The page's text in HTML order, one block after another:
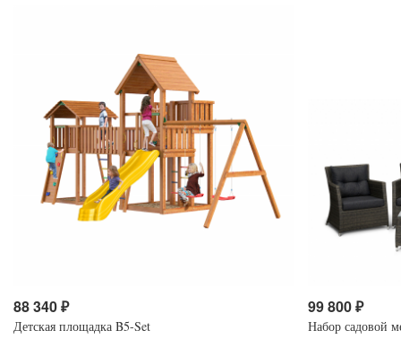
88 340₽
Детская площадка B5-Set
99 800₽
Набор садовой